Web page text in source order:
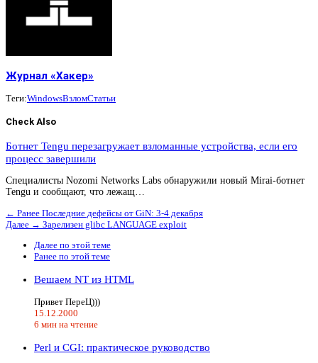
Журнал «Хакер»
Теги:WindowsВзломСтатьи
Check Also
Ботнет Tengu перезагружает взломанные устройства, если его
процесс завершили
Специалисты Nozomi Networks Labs обнаружили новый Mirai-ботнет
Tengu и сообщают, что лежащ…
← Ранее Последние дефейсы от GiN: 3-4 декабря
Далее → Зарелизен glibc LANGUAGE exploit
Далее по этой теме
Ранее по этой теме
Вешаем NT из HTML
Привет ПереЦ)))
15.12.2000
6 мин на чтение
Perl и CGI: практическое руководство